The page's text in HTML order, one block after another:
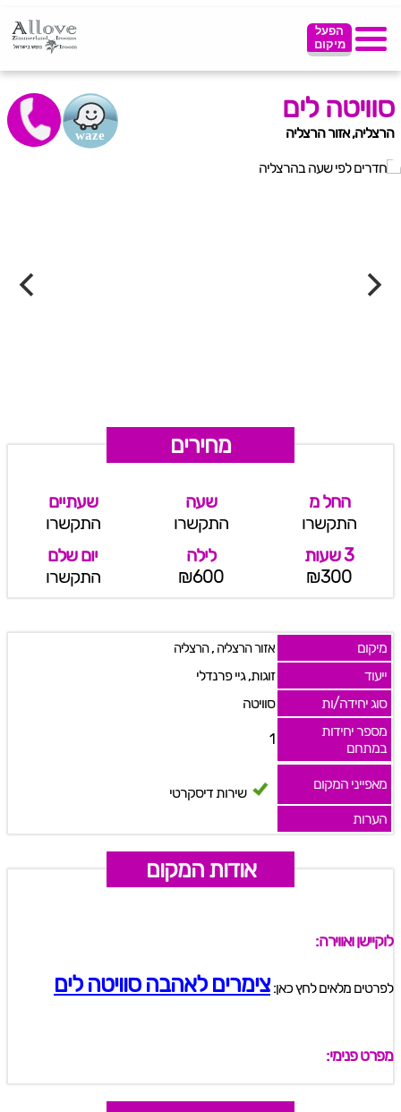
הפעל
מיקום
סוויטה לים
הרצליה, אזור הרצליה
מחירים
החל מ
התקשרו
שעה
התקשרו
שעתיים
התקשרו
3 שעות
₪300
לילה
₪600
יום שלם
התקשרו
מיקום אזור הרצליה,הרצליה
ייעוד
זוגות, גיי פרנדלי
סוג יחידה/ות
סוויטה
מספר יחידות
במתחם
1
מאפייני המקום
שירות דיסקרטי
הערות
אודות המקום
לוקיישן ואווירה:
לפרטים מלאים לחץ כאן:צימרים לאהבה סוויטה לים
מפרט פנימי: